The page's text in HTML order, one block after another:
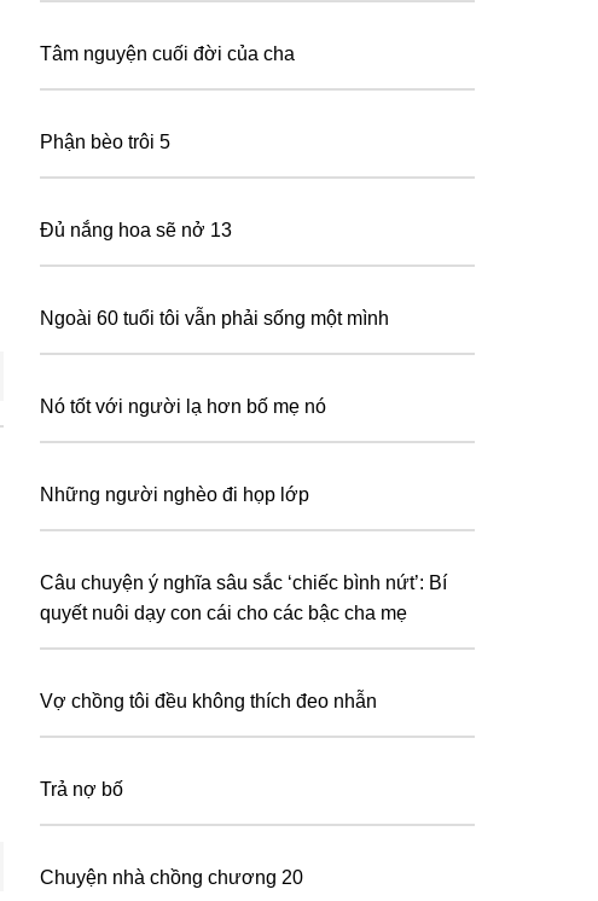
Tâm nguyện cuối đời của cha
Phận bèo trôi 5
Đủ nắng hoa sẽ nở 13
Ngoài 60 tuổi tôi vẫn phải sống một mình
Nó tốt với người lạ hơn bố mẹ nó
Những người nghèo đi họp lớp
Câu chuyện ý nghĩa sâu sắc ‘chiếc bình nứt’: Bí
quyết nuôi dạy con cái cho các bậc cha mẹ
Vợ chồng tôi đều không thích đeo nhẫn
Trả nợ bố
Chuyện nhà chồng chương 20